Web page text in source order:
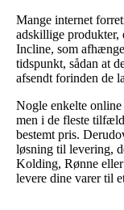
Mange internet
adskillige produkter,
Incline, som
tidspunkt, sådan at
afsendt forinden de
Nogle enkelte
men i de fleste
bestemt pris.
løsning til levering,
Kolding, Rønne
levere dine varer til